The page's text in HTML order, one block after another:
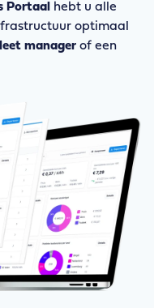
Portaal
hebt u alle
optimaal
manager of een